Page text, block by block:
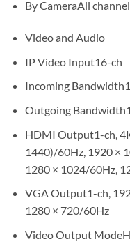
By CameraAll
Video and Audio
IP Video Input16-ch
Incoming
Outgoing
HDMI Output1-ch,
1440)/60Hz, 1920 ×
1280 × 1024/60Hz,
VGA Output1-ch,
1280 × 720/60Hz
Video Output